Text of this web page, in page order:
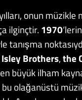
onun
ilginçtir. 1970‘lerin
tanışma
Brothers,the
büyük ilham
olağanüstü